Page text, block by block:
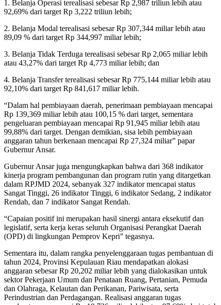
1. Belanja Operasi terealisasi sebesar Rp 2,987 triliun lebih atau
92,69% dari target Rp 3,222 triliun lebih;
2. Belanja Modal terealisasi sebesar Rp 307,344 miliar lebih atau
89,09 % dari target Rp 344,997 miliar lebih;
3. Belanja Tidak Terduga terealisasi sebesar Rp 2,065 miliar lebih
atau 43,27% dari target Rp 4,773 miliar lebih; dan
4. Belanja Transfer terealisasi sebesar Rp 775,144 miliar lebih atau
92,10% dari target Rp 841,617 miliar lebih.
“Dalam hal pembiayaan daerah, penerimaan pembiayaan mencapai
Rp 139,369 miliar lebih atau 100,15 % dari target, sementara
pengeluaran pembiayaan mencapai Rp 91,945 miliar lebih atau
99,88% dari target. Dengan demikian, sisa lebih pembiayaan
anggaran tahun berkenaan mencapai Rp 27,324 miliar” papar
Gubernur Ansar.
Gubernur Ansar juga mengungkapkan bahwa dari 368 indikator
kinerja program pembangunan dan program rutin yang ditargetkan
dalam RPJMD 2024, sebanyak 327 indikator mencapai status
Sangat Tinggi, 26 indikator Tinggi, 6 indikator Sedang, 2 indikator
Rendah, dan 7 indikator Sangat Rendah.
“Capaian positif ini merupakan hasil sinergi antara eksekutif dan
legislatif, serta kerja keras seluruh Organisasi Perangkat Daerah
(OPD) di lingkungan Pemprov Kepri” tegasnya.
Sementara itu, dalam rangka penyelenggaraan tugas pembantuan di
tahun 2024, Provinsi Kepulauan Riau mendapatkan alokasi
anggaran sebesar Rp 20,202 miliar lebih yang dialokasikan untuk
sektor Pekerjaan Umum dan Penataan Ruang, Pertanian, Pemuda
dan Olahraga, Kelautan dan Perikanan, Pariwisata, serta
Perindustrian dan Perdagangan. Realisasi anggaran tugas